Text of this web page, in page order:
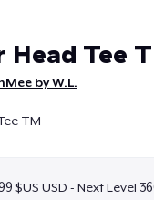
Head Tee
by W.L.
TM
$US USD - Next Level